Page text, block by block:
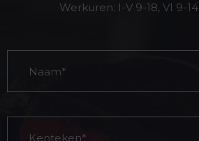
Werkuren: I-V 9-18, VI 9-14